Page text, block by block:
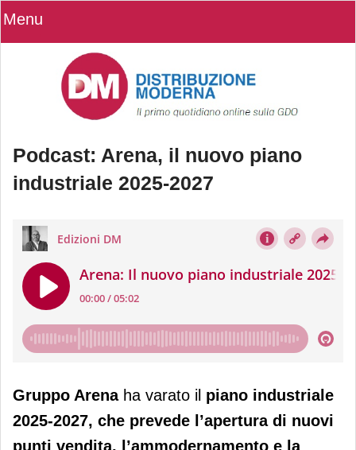
Menu
Podcast: Arena, il nuovo piano
industriale 2025-2027
Podcast: Arena, il nuovo piano
industriale 2025-2027
Gruppo Arenaha varato il piano industriale
2025-2027, che prevede l’apertura di nuovi
punti vendita, l’ammodernamento e la